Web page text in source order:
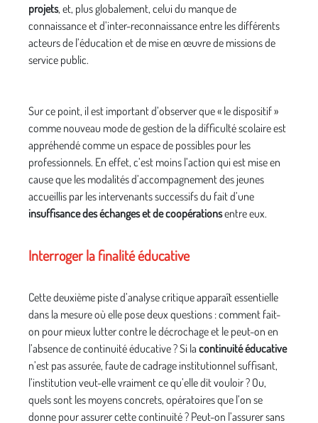
projets, et, plus globalement, celui du manque de
connaissance et d’inter-reconnaissance entre les différents
acteurs de l’éducation et de mise en œuvre de missions de
service public.
Sur ce point, il est important d’observer que « le dispositif »
comme nouveau mode de gestion de la difficulté scolaire est
appréhendé comme un espace de possibles pour les
professionnels. En effet, c’est moins l’action qui est mise en
cause que les modalités d’accompagnement des jeunes
accueillis par les intervenants successifs du fait d’une
insuffisance des échanges et de coopérationsentre eux.
Interroger la finalité éducative
Cette deuxième piste d’analyse critique apparaît essentielle
dans la mesure où elle pose deux questions : comment fait-
on pour mieux lutter contre le décrochage et le peut-on en
l’absence de continuité éducative ? Si la continuité éducative
n’est pas assurée, faute de cadrage institutionnel suffisant,
l’institution veut-elle vraiment ce qu’elle dit vouloir ? Ou,
quels sont les moyens concrets, opératoires que l’on se
donne pour assurer cette continuité ? Peut-on l’assurer sans